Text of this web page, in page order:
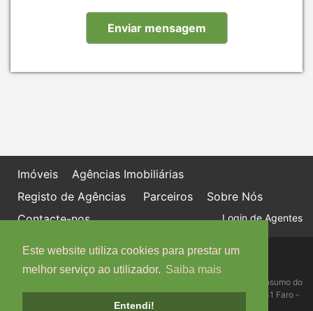
Este website utiliza cookies para prestar um
melhor serviço ao utilizador. Saiba mais
Entendi!
Imóveis
Agências Imobiliárias
Registo de Agências
Parceiros
Sobre Nós
Contacte-nos
Login de Agentes
Política de proteção de dados
Livro de Reclamações online
Centro de Informação, Mediação e Arbitragem de Conflitos de Consumo do
Algarve - Edifício Ninho de Empresas, Estrada da Penha, 8005-131 Faro -
Telefone: 289 823 135 cimaal@mail.telepac.pt